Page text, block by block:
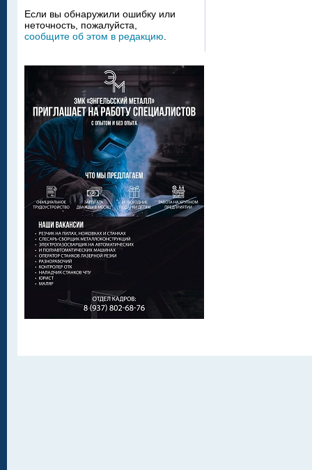
Если вы обнаружили ошибку или
неточность, пожалуйста,
сообщите об этом в редакцию